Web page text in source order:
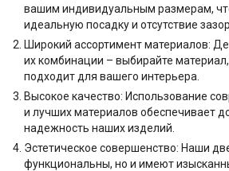
вашим индивидуальным размерам,
идеальную посадку и отсутствие
Широкий ассортимент материалов:
их комбинации – выбирайте
подходит для вашего интерьера.
Высокое качество: Использование
и лучших материалов обеспечивает
надежность наших изделий.
Эстетическое совершенство: Наши
функциональны, но и имеют